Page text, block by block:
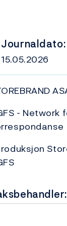
Journaldato:
15.05.2026
- Network